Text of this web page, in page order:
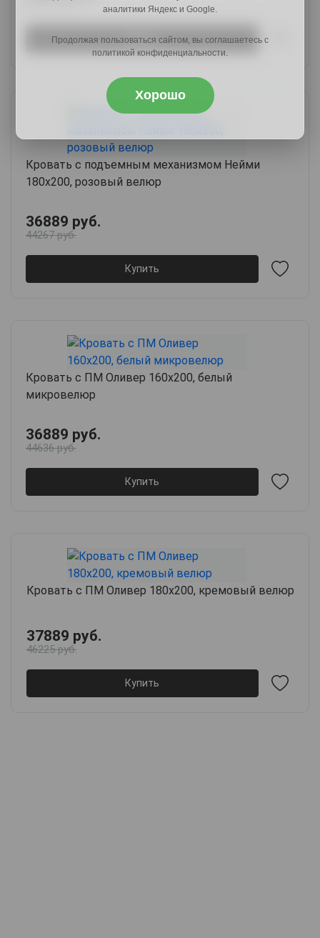
29874 руб.
Купить
Кровать с подъемным механизмом Нейми
180х200, розовый велюр
36889 руб.
44267 руб.
Купить
Кровать с ПМ Оливер 160х200, белый
микровелюр
36889 руб.
44636 руб.
Купить
Кровать с ПМ Оливер 180х200, кремовый велюр
37889 руб.
46225 руб.
Купить
аналитики Яндекс и Google.
Продолжая пользоваться сайтом, вы соглашаетесь с
политикой конфиденциальности.
Хорошо